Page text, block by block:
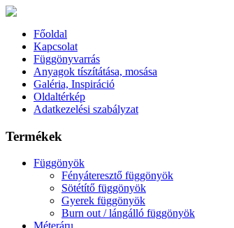
Főoldal
Kapcsolat
Függönyvarrás
Anyagok tíszítátása, mosása
Galéria, Inspiráció
Oldaltérkép
Adatkezelési szabályzat
Termékek
Függönyök
Fényáteresztő függönyök
Sötétítő függönyök
Gyerek függönyök
Burn out / lángálló függönyök